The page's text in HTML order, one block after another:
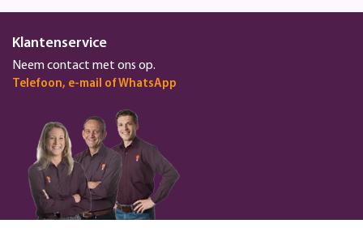
Klantenservice
Neem contact met ons op.
Telefoon, e-mail of WhatsApp